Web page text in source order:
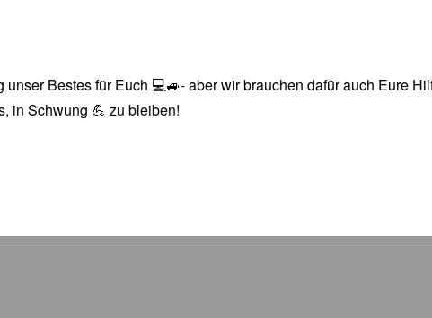
Bestes für Euch 💻🚙- aber wir brauchen dafür auch Eure
in Schwung 💪 zu bleiben!